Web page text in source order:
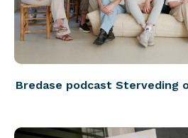
Bredase podcast Sterveding